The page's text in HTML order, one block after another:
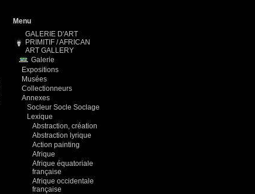
Menu
GALERIE D'ART
PRIMITIF / AFRICAN
ART GALLERY
Galerie
Expositions
Musées
Collectionneurs
Annexes
Socleur Socle Soclage
Lexique
Abstraction, création
Abstraction lyrique
Action painting
Afrique
Afrique équatoriale
française
Afrique occidentale
française